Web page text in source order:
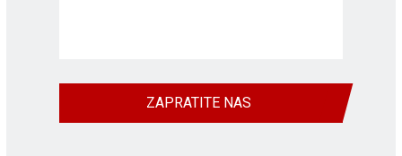
ZAPRATITE NAS